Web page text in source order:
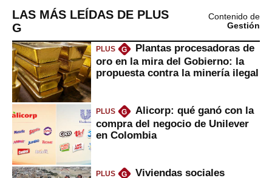
LAS MÁS LEÍDAS DE PLUS
G
Contenido de
Gestión
PLUS G
Plantas procesadoras de
oro en la mira del Gobierno: la
propuesta contra la minería ilegal
PLUS G
Alicorp: qué ganó con la
compra del negocio de Unilever
en Colombia
PLUS G
Viviendas sociales